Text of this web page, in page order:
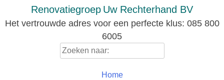
Renovatiegroep Uw Rechterhand BV
Het vertrouwde adres voor een perfecte klus: 085 800
6005
Home